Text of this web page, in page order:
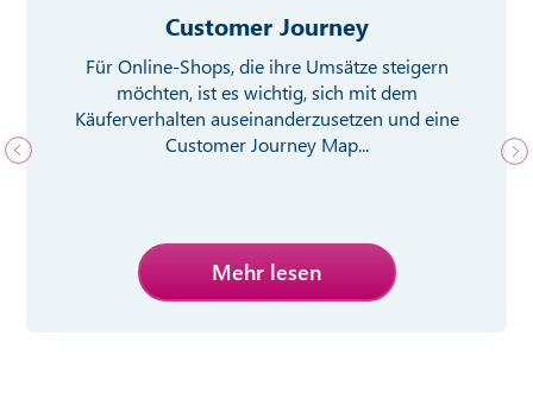
Customer Journey
Für Online-Shops, die ihre Umsätze steigern
möchten, ist es wichtig, sich mit dem
Käuferverhalten auseinanderzusetzen und eine
Customer Journey Map...
Mehr lesen